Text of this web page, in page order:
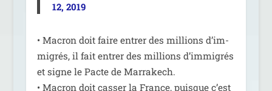
12, 2019
• Macron doit faire entrer des mil­lions d’im­
mi­grés, il fait entrer des mil­lions d’im­mi­grés
et signe le Pacte de Marrakech.
• Macron doit cas­ser la France, puisque c’est